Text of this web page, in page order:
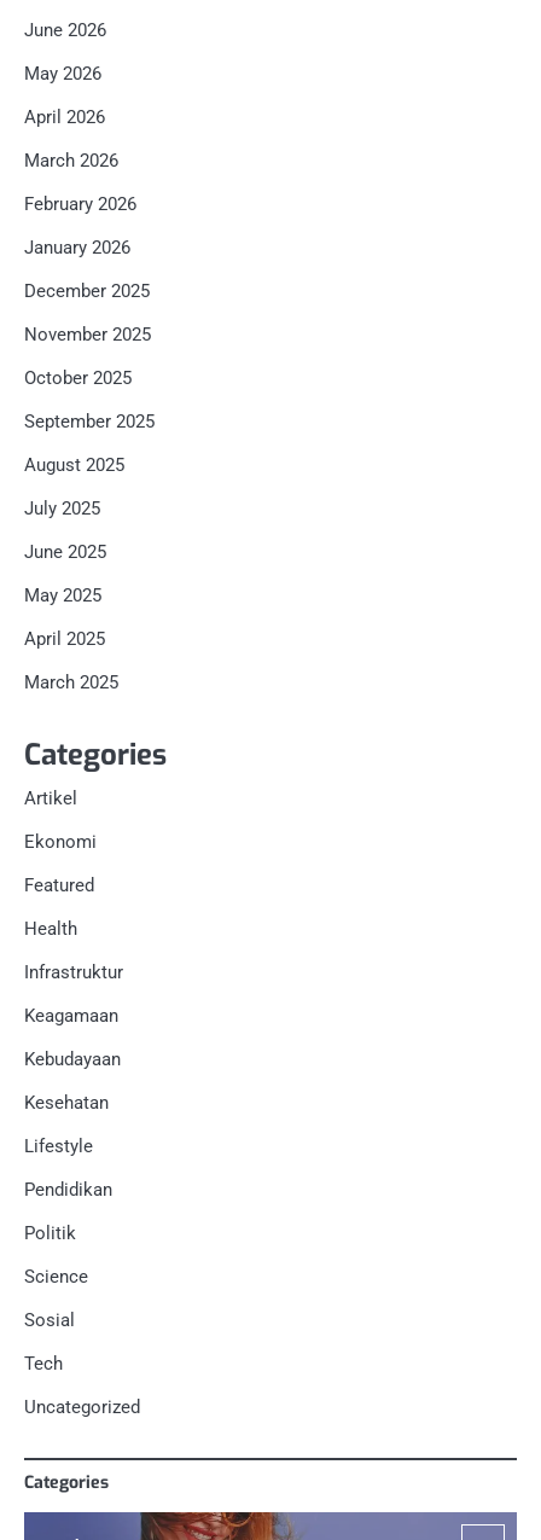
June 2026
May 2026
April 2026
March 2026
February 2026
January 2026
December 2025
November 2025
October 2025
September 2025
August 2025
July 2025
June 2025
May 2025
April 2025
March 2025
Categories
Artikel
Ekonomi
Featured
Health
Infrastruktur
Keagamaan
Kebudayaan
Kesehatan
Lifestyle
Pendidikan
Politik
Science
Sosial
Tech
Uncategorized
Categories